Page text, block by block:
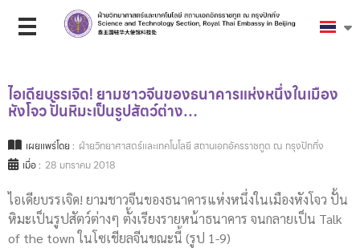
ไอเดียบรรเจิด! ยามชาวจีนของธนาคารแห่งหนึ่งในเมือง
หังโจว ปั้นหิมะเป็นรูปสัตว์ต่าง…
เผยแพร่โดย : ฝ่ายวิทยาศาสตร์และเทคโนโลยี สถานเอกอัครราชทูต ณ กรุงปักกิ่ง
เมื่อ : 28 มกราคม 2018
ไอเดียบรรเจิด! ยามชาวจีนของธนาคารแห่งหนึ่งในเมืองหังโจว ปั้น
หิมะเป็นรูปสัตว์ต่างๆ ตั้งเรียงรายหน้าธนาคาร จนกลายเป็น Talk
of the town ในโซเชียลจีนขณะนี้ (รูป 1-9)